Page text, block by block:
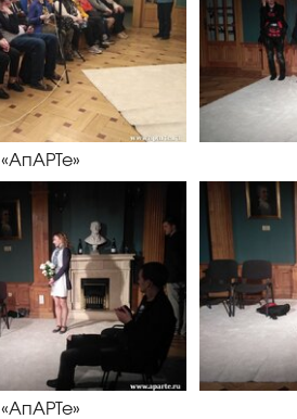
«АпАРТе»
«АпАРТе»